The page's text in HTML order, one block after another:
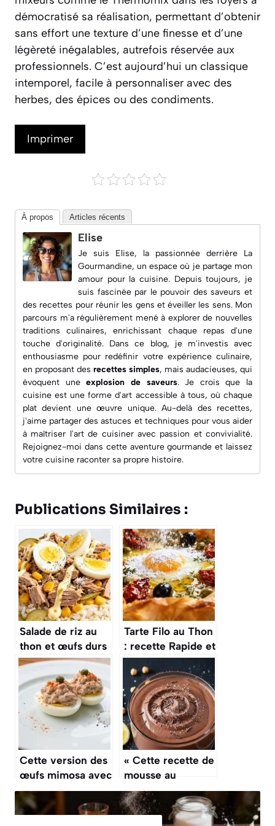
démocratisé sa réalisation, permettant d’obtenir
sans effort une texture d’une finesse et d’une
légèreté inégalables, autrefois réservée aux
professionnels. C’est aujourd’hui un classique
intemporel, facile à personnaliser avec des
herbes, des épices ou des condiments.
Imprimer
À propos Articles récents
Elise
Je suis Elise, la passionnée derrière La
Gourmandine, un espace où je partage mon
amour pour la cuisine. Depuis toujours, je
suis fascinée par le pouvoir des saveurs et
des recettes pour réunir les gens et éveiller les sens. Mon
parcours m'a régulièrement mené à explorer de nouvelles
traditions culinaires, enrichissant chaque repas d'une
touche d'originalité. Dans ce blog, je m'investis avec
enthousiasme pour redéfinir votre expérience culinaire,
en proposant des recettes simples, mais audacieuses, qui
évoquent uneexplosion de saveurs. Je crois que la
cuisine est une forme d'art accessible à tous, où chaque
plat devient une œuvre unique. Au-delà des recettes,
j'aime partager des astuces et techniques pour vous aider
à maîtriser l'art de cuisiner avec passion et convivialité.
Rejoignez-moi dans cette aventure gourmande et laissez
votre cuisine raconter sa propre histoire.
Publications Similaires :
Salade de riz au
thon et œufs durs
: recette facile et
savoureuse
Tarte Filo au Thon
: recette Rapide et
Délicieuse
Cette version des
œufs mimosa avec
du thon est une
entrée fraîche et
rapide qui change
« Cette recette de
mousse au
chocolat sans
œufs est bluffante,
la texture est